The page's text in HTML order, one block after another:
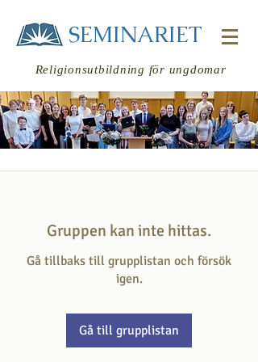
SEMINARIET
Religionsutbildning för ungdomar
Gruppen kan inte hittas.
Gå tillbaks till grupplistan och försök
igen.
Gå till grupplistan